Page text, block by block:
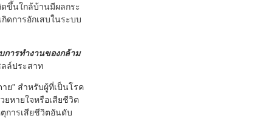
ดขึ้นใกล้บ้านมีผลกระ
ดการอักเสบในระบบ
การทำงานของกล้าม
ล์ประสาท
ย” สำหรับผู้ที่เป็นโรค
ยหายใจหรือเสียชีวิต
การเสียชีวิตอันดับ